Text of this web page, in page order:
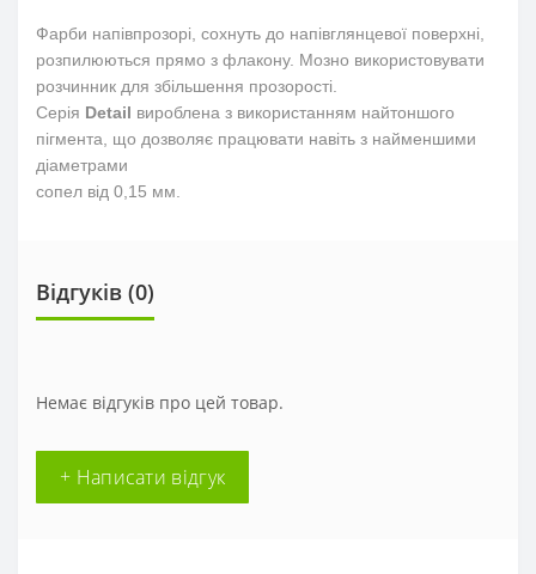
Фарби напівпрозорі, сохнуть до напівглянцевої поверхні,
розпилюються прямо з флакону. Мозно використовувати
розчинник для збільшення прозорості.
Серія Detail вироблена з використанням найтоншого
пігмента, що дозволяє працювати навіть з найменшими
діаметрами
сопел від 0,15 мм.
Відгуків (0)
Немає відгуків про цей товар.
+ Написати відгук